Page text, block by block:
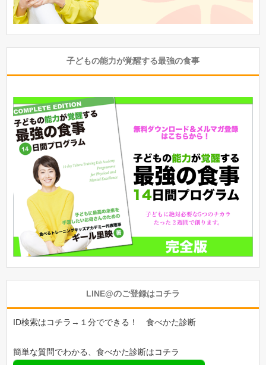
子どもの能力が覚醒する最強の食事
LINE@のご登録はコチラ
ID検索はコチラ→１分でできる！ 食べかた診断
簡単な質問でわかる、食べかた診断はコチラ